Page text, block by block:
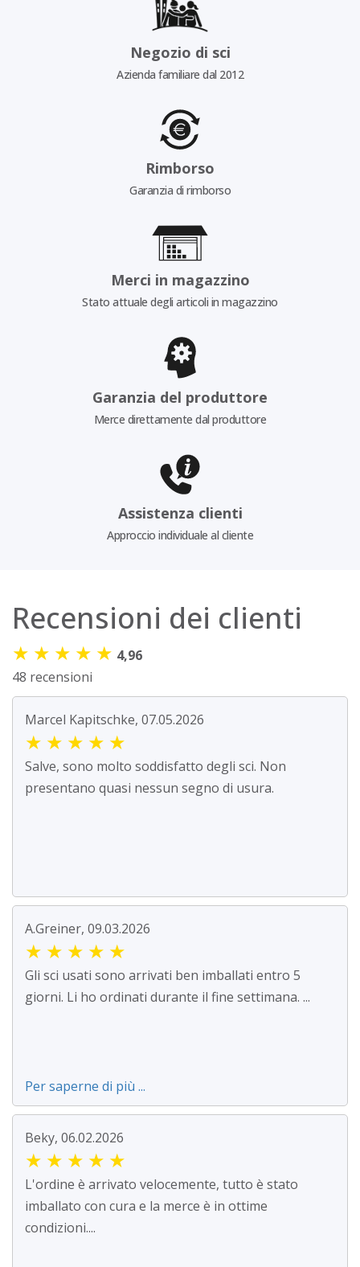
Negozio di sci
Azienda familiare dal 2012
Rimborso
Garanzia di rimborso
Merci in magazzino
Stato attuale degli articoli in magazzino
Garanzia del produttore
Merce direttamente dal produttore
Assistenza clienti
Approccio individuale al cliente
Recensioni dei clienti
★ ★ ★ ★ ★ 4,96
48 recensioni
Marcel Kapitschke, 07.05.2026
★ ★ ★ ★ ★
Salve, sono molto soddisfatto degli sci. Non
presentano quasi nessun segno di usura.
A.Greiner, 09.03.2026
★ ★ ★ ★ ★
Gli sci usati sono arrivati ben imballati entro 5
giorni. Li ho ordinati durante il fine settimana. ...
Per saperne di più ...
Beky, 06.02.2026
★ ★ ★ ★ ★
L'ordine è arrivato velocemente, tutto è stato
imballato con cura e la merce è in ottime
condizioni....